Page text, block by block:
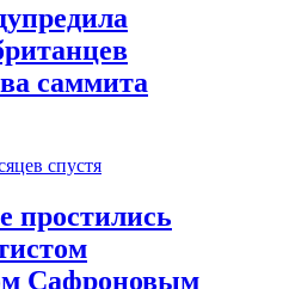
саммита
спустя
простились
Сафроновым